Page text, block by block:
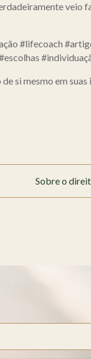
veio
#lifecoach
si mesmo em suas
Sobre o